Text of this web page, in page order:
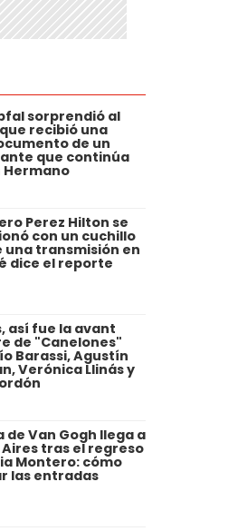
sorprendió al
recibió una
de un
que continúa
Hermano
Perez Hilton se
con un cuchillo
una transmisión en
dice el reporte
así fue la avant
de "Canelones"
Barassi, Agustín
Verónica Llinás y
de Van Gogh llega a
Aires tras el regreso
Montero: cómo
las entradas